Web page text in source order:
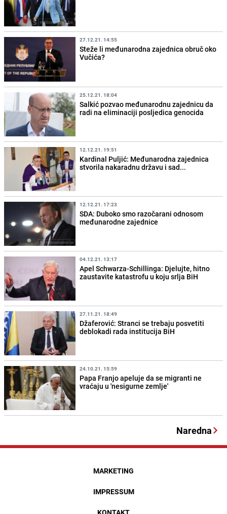
27.12.21. 14:55
Steže li međunarodna zajednica obruč oko
Vučića?
25.12.21. 18:04
Salkić pozvao međunarodnu zajednicu da
radi na eliminaciji posljedica genocida
12.12.21. 19:51
Kardinal Puljić: Međunarodna zajednica
stvorila nakaradnu državu i sad...
12.12.21. 17:23
SDA: Duboko smo razočarani odnosom
međunarodne zajednice
04.12.21. 13:17
Apel Schwarza-Schillinga: Djelujte, hitno
zaustavite katastrofu u koju srlja BiH
27.11.21. 18:49
Džaferović: Stranci se trebaju posvetiti
deblokadi rada institucija BiH
24.10.21. 15:59
Papa Franjo apeluje da se migranti ne
vraćaju u 'nesigurne zemlje'
Naredna
MARKETING
IMPRESSUM